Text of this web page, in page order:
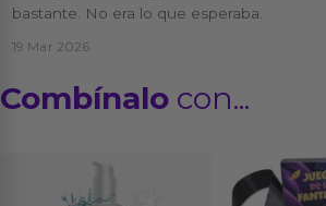
bastante. No era lo que esperaba.
19 Mar 2026
Combínalo con...